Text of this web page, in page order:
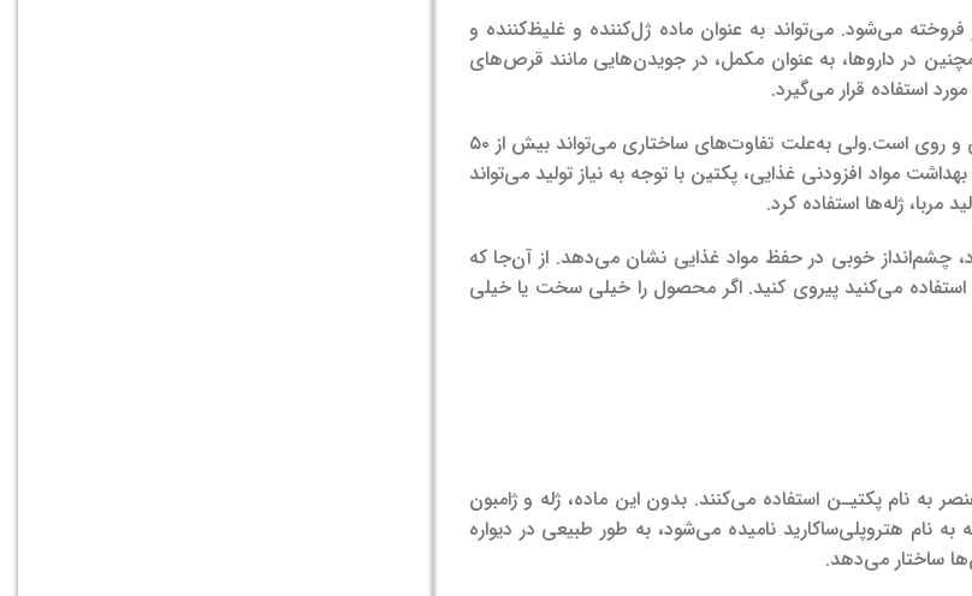
می‌شود. می‌تواند به عنوان ماده ژل‌کننده و غلیظ‌کننده و
در داروها، به عنوان مکمل، در جویدن‌هایی مانند قرص‌های
استفاده قرار می‌گیرد.
و روی است.
ولی به‌علت تفاوت‌های ساختاری می‌تواند بیش از ۵۰
مواد افزودنی غذایی، پکتین با توجه به نیاز تولید می‌تواند
مربا، ژله‌ها استفاده کرد.
چشم‌انداز خوبی در حفظ مواد غذایی نشان می‌دهد. از آن‌جا که
می‌کنید پیروی کنید.اگر محصول را خیلی سخت یا خیلی
به نام پکتیـن استفاده می‌کنند. بدون این ماده، ژله و ژامبون
نام هتروپلی‌ساکارید نامیده می‌شود، به طور طبیعی در دیواره
ساختار می‌دهد.